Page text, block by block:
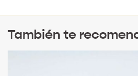
También te